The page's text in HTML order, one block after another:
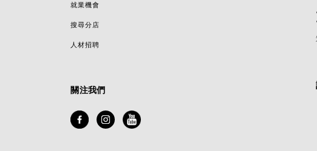
就業機會
搜尋分店
人材招聘
關注我們